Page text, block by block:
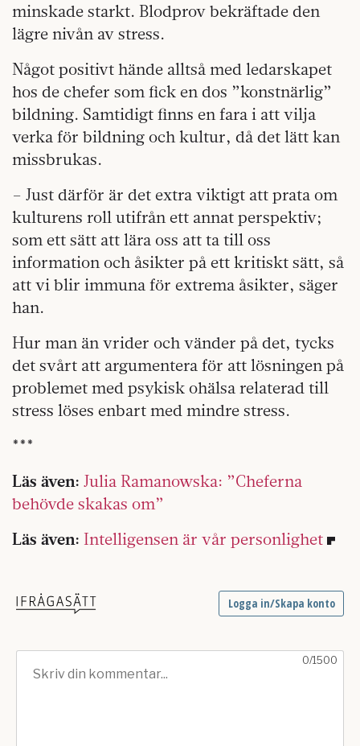
minskade starkt. Blodprov bekräftade den
lägre nivån av stress.
Något positivt hände alltså med ledarskapet
hos de chefer som fick en dos ”konstnärlig”
bildning. Samtidigt finns en fara i att vilja
verka för bildning och kultur, då det lätt kan
missbrukas.
– Just därför är det extra viktigt att prata om
kulturens roll utifrån ett annat perspektiv;
som ett sätt att lära oss att ta till oss
information och åsikter på ett kritiskt sätt, så
att vi blir immuna för extrema åsikter, säger
han.
Hur man än vrider och vänder på det, tycks
det svårt att argumentera för att lösningen på
problemet med psykisk ohälsa relaterad till
stress löses enbart med mindre stress.
***
Läs även: Julia Ramanowska: ”Cheferna
behövde skakas om”
Läs även: Intelligensen är vår personlighet